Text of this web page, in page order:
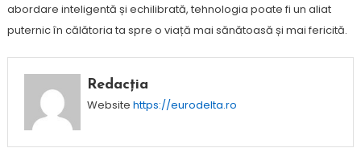
abordare inteligentă și echilibrată, tehnologia poate fi un aliat
puternic în călătoria ta spre o viață mai sănătoasă și mai fericită.
Redacția
Website https://eurodelta.ro